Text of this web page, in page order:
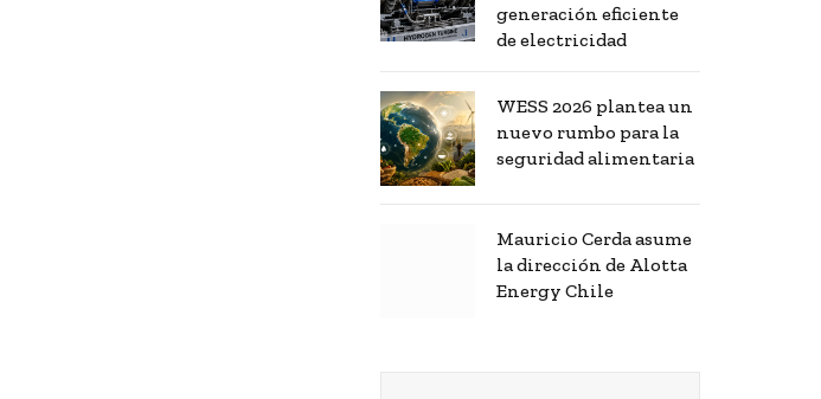
generación eficiente
de electricidad
WESS 2026 plantea un
nuevo rumbo para la
seguridad alimentaria
Mauricio Cerda asume
la dirección de Alotta
Energy Chile